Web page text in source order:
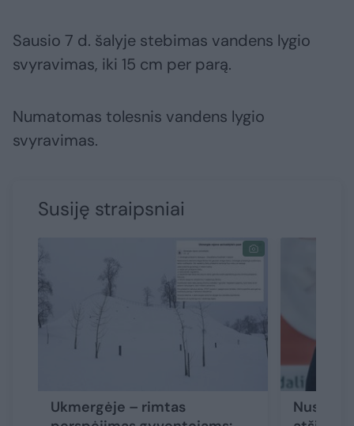
Sausio 7 d. šalyje stebimas vandens lygio
svyravimas, iki 15 cm per parą.
Numatomas tolesnis vandens lygio
svyravimas.
Susiję straipsniai
Ukmergėje – rimtas